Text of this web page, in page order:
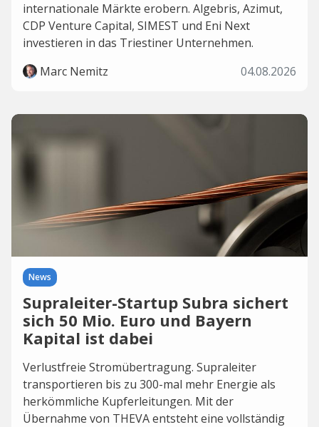
internationale Märkte erobern. Algebris, Azimut,
CDP Venture Capital, SIMEST und Eni Next
investieren in das Triestiner Unternehmen.
Marc Nemitz
04.08.2026
News
Supraleiter-Startup Subra sichert
sich 50 Mio. Euro und Bayern
Kapital ist dabei
Verlustfreie Stromübertragung. Supraleiter
transportieren bis zu 300-mal mehr Energie als
herkömmliche Kupferleitungen. Mit der
Übernahme von THEVA entsteht eine vollständig